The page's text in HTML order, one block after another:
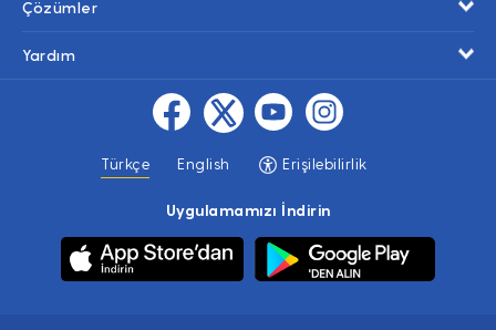
Çözümler
Yardım
Türkçe English Erişilebilirlik
Uygulamamızı İndirin